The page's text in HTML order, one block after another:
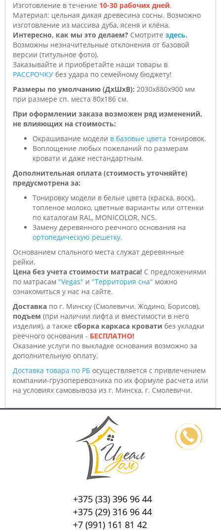
Изготовление в течение 10-30 рабочих дней.
Материал: цельная дикая древесина сосны. Возможно
изготовление из массива дуба, ясеня и клёна.
Интересно, как мы это делаем? Смотрите здесь.
Возможны незначительные отклонения от базовой
версии (титульное фото).
Заказывайте и приобретайте наши товары в
РАССРОЧКУ без удара по семейному бюджету!
Размеры по умолчанию (ДхШхВ): 2030х880х900 мм
при размере сп. места 80х186 см.
При оформлении заказа возможен ряд изменений,
не влияющих на стоимость:
Окрашивание модели в базовые цвета тонировок.
Воплощение любых пожеланий по размерам
кровати и даже нестандартным.
Дополнительная оплата (стоимость уточняйте)
предусмотрена за:
Тонировку модели в белые цвета (краска, воск),
топленое молоко, цветные варианты или оттенки
по каталогам RAL, MONICOLOR, NCS.
Замену деревянного реечного основания на
ортопедическую решетку.
Основанием спального места служат деревянные
рейки.
Цена без учета стоимости матраса! С предложениями
по матрасам "Vegas" и "Территория сна" можно
ознакомиться у нас на сайте.
Доставка по г. Минску (Смолевичи, Жодино, Борисов),
подъем (при наличии лифта и вместимости в него
изделия), а также сборка каркаса кровати без укладки
реечного основания - БЕСПЛАТНО!
Оказание услуги по выкладке основания возможно за
дополнительную оплату.
Доставка товара по РБ осуществляется с привлечением
компании-грузоперевозчика по их формуле расчета или
на условиях самовывоза из г. Минска, г. Смолевичи.
+375 (33) 396 96 44
+375 (29) 316 96 44
+7 (991) 161 81 42